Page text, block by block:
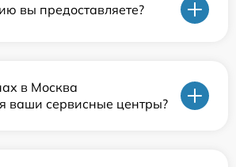
вы предоставляете?
в Москва
ваши сервисные центры?